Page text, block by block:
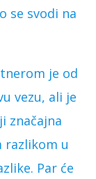
se svodi na
je od
vezu, ali je
značajna
razlikom u
Par će